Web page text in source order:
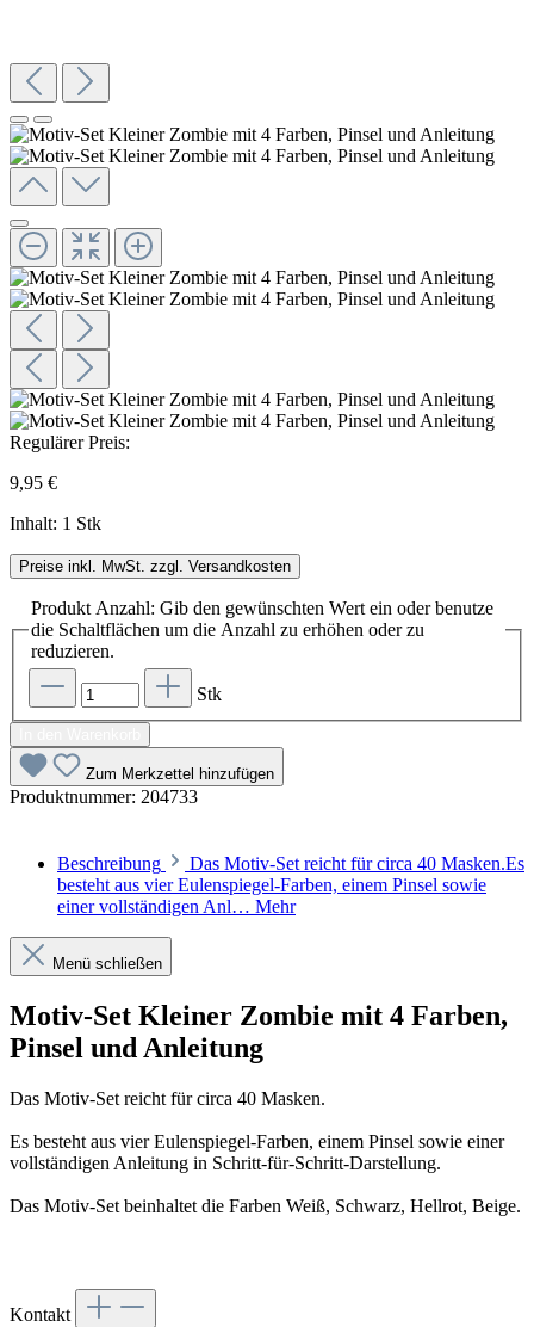
Regulärer Preis:
9,95 €
Inhalt: 1 Stk
Preise inkl. MwSt. zzgl. Versandkosten
Produkt Anzahl: Gib den gewünschten Wert ein oder benutze
die Schaltflächen um die Anzahl zu erhöhen oder zu
reduzieren.
Stk
Zum Merkzettel hinzufügen
Produktnummer: 204733
Beschreibung
Das Motiv-Set reicht für circa 40 Masken.Es
besteht aus vier Eulenspiegel-Farben, einem Pinsel sowie
einer vollständigen Anl… Mehr
Menü schließen
Motiv-Set Kleiner Zombie mit 4 Farben,
Pinsel und Anleitung
Das Motiv-Set reicht für circa 40 Masken.
Es besteht aus vier Eulenspiegel-Farben, einem Pinsel sowie einer
vollständigen Anleitung in Schritt-für-Schritt-Darstellung.
Das Motiv-Set beinhaltet die Farben Weiß, Schwarz, Hellrot, Beige.
Kontakt